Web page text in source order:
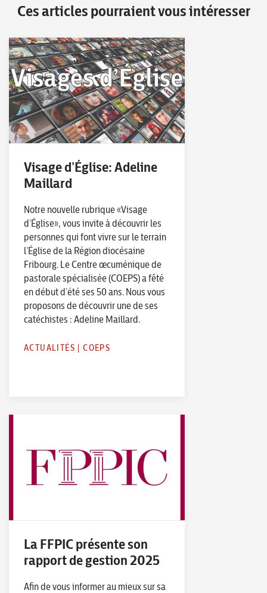
Ces articles pourraient vous intéresser
Visage d’Église: Adeline
Maillard
Notre nouvelle rubrique «Visage
d’Église», vous invite à découvrir les
personnes qui font vivre sur le terrain
l’Église de la Région diocésaine
Fribourg. Le Centre œcuménique de
pastorale spécialisée (COEPS) a fêté
en début d’été ses 50 ans. Nous vous
proposons de découvrir une de ses
catéchistes : Adeline Maillard.
ACTUALITÉS |COEPS
La FFPIC présente son
rapport de gestion 2025
Afin de vous informer au mieux sur sa